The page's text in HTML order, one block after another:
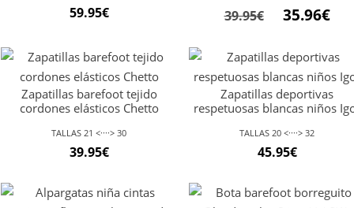
59.95€ 39.95€
El
original
era:
39.95€.
35.96€El
es:
Zapatillas barefoot tejido
cordones elásticos Chetto
TALLAS 21 <····> 30
39.95€
Zapatillas deportivas
respetuosas blancas niños
TALLAS 20 <····> 32
45.95€